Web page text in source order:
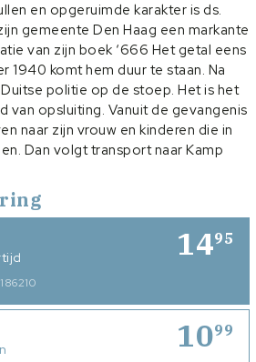
en opgeruimde karakter is ds.
gemeente Den Haag een markante
van zijn boek ‘666 Het getal eens
1940 komt hem duur te staan. Na
politie op de stoep. Het is het
van opsluiting. Vanuit de gevangenis
naar zijn vrouw en kinderen die in
Dan volgt transport naar Kamp
laatste gemeente waar hij - net
brengt van zijn Zender. Voor
werk van de auteur,
van den Bosch, gebruikt en
Nederlands. De brieven zijn
1495
1099